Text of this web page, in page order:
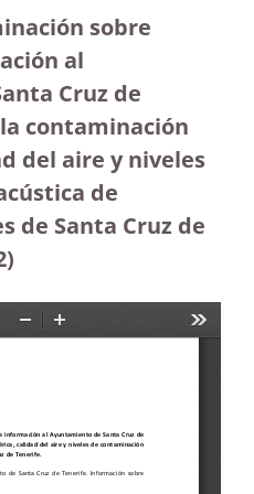
sobre
al
Cruz de
contaminación
del aire y niveles
de
de Santa Cruz de